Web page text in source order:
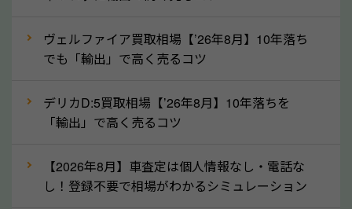
でも高価買取が可能なケースは珍しくないため、まず
はWebで簡単にできる無料査定をお試しください。
実績」で確認できます。
⑤車内の簡単な清掃で買取価格アップも！
しばらく乗っていない車は、車内のシートや座席の下
が汚れていることも多いです。シミや汚れが付着して
ヴェルファイア買取相場【’26年8月】10年落ち
でも「輸出」で高く売るコツ
デリカD:5買取相場【’26年8月】10年落ちを
「輸出」で高く売るコツ
【2026年8月】車査定は個人情報なし・電話な
し！登録不要で相場がわかるシミュレーション